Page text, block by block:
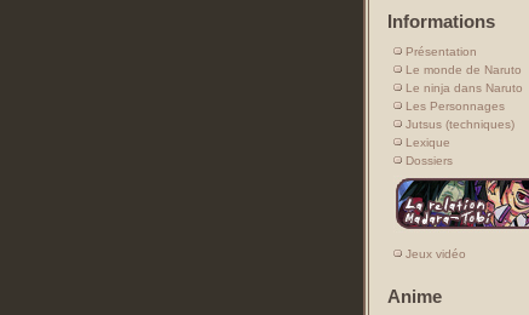
Informations
Présentation
Le monde de Naruto
Le ninja dans Naruto
Les Personnages
Jutsus (techniques)
Lexique
Dossiers
Jeux vidéo
Anime